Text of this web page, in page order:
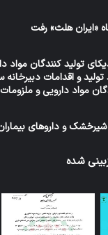
«ایران هلث» رفت
تولید کنندگان مواد
تولید و اقدامات
مواد دارویی و
شیرخشک و داروهای
شده